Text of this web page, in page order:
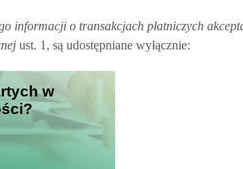
informacji o transakcjach płatniczych
ust. 1, są udostępniane wyłącznie:
w